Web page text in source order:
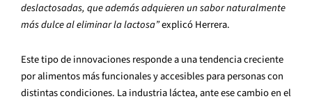
deslactosadas, que además adquieren un sabor naturalmente
más dulce al eliminar la lactosa”explicó Herrera.
Este tipo de innovaciones responde a una tendencia creciente
por alimentos más funcionales y accesibles para personas con
distintas condiciones. La industria láctea, ante ese cambio en el